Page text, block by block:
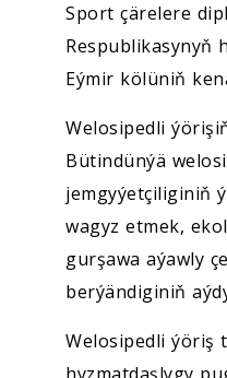
Sport çärelere
Respublikasynyň
Eýmir kölüniň
Welosipedli
Bütindünýä
jemgyýetçiliginiň
wagyz etmek,
gurşawa aýawly
berýändiginiň
Welosipedli ýöriş